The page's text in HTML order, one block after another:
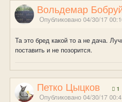
Вольдемар
Опубликовано 04/30/17
Та это бред какой то а не дача.
поставить и не позорится.
Петко Цыцков 1
Опубликовано 04/30/17